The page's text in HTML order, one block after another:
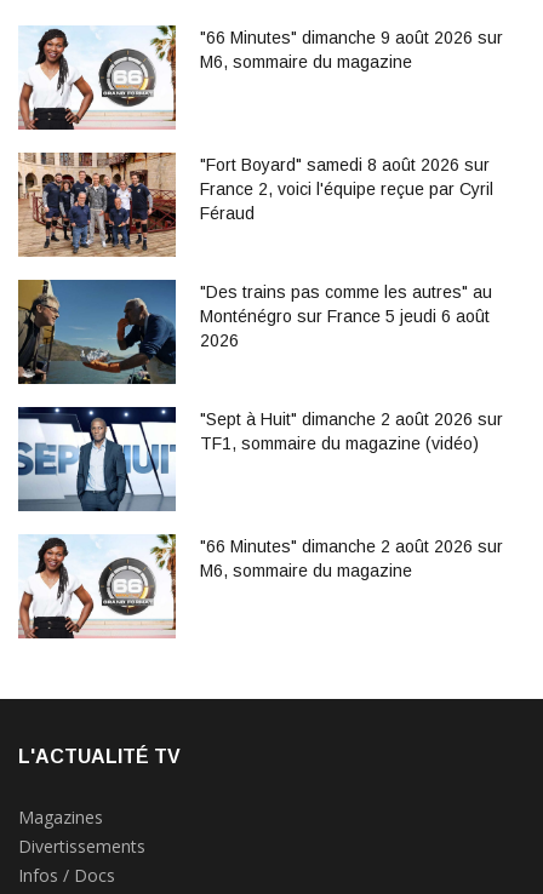
"66 Minutes" dimanche 9 août 2026 sur
M6, sommaire du magazine
"Fort Boyard" samedi 8 août 2026 sur
France 2, voici l'équipe reçue par Cyril
Féraud
"Des trains pas comme les autres" au
Monténégro sur France 5 jeudi 6 août
2026
"Sept à Huit" dimanche 2 août 2026 sur
TF1, sommaire du magazine (vidéo)
"66 Minutes" dimanche 2 août 2026 sur
M6, sommaire du magazine
L'ACTUALITÉ TV
Magazines
Divertissements
Infos / Docs